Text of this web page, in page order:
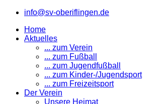
info@sv-oberiflingen.de
Home
Aktuelles
... zum Verein
... zum Fußball
... zum Jugendfußball
... zum Kinder-/Jugendsport
... zum Freizeitsport
Der Verein
Unsere Heimat